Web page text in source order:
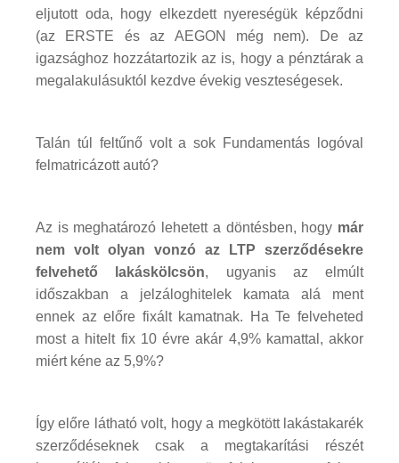
eljutott oda, hogy elkezdett nyereségük képződni
(az ERSTE és az AEGON még nem). De az
igazsághoz hozzátartozik az is, hogy a pénztárak a
megalakulásuktól kezdve évekig veszteségesek.
Talán túl feltűnő volt a sok Fundamentás logóval
felmatricázott autó?
Az is meghatározó lehetett a döntésben, hogy már
nem volt olyan vonzó az LTP szerződésekre
felvehető lakáskölcsön, ugyanis az elmúlt
időszakban a jelzáloghitelek kamata alá ment
ennek az előre fixált kamatnak. Ha Te felveheted
most a hitelt fix 10 évre akár 4,9% kamattal, akkor
miért kéne az 5,9%?
Így előre látható volt, hogy a megkötött lakástakarék
szerződéseknek csak a megtakarítási részét